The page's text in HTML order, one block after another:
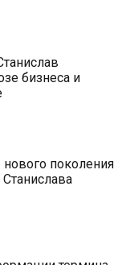
бизнеса и
поколения